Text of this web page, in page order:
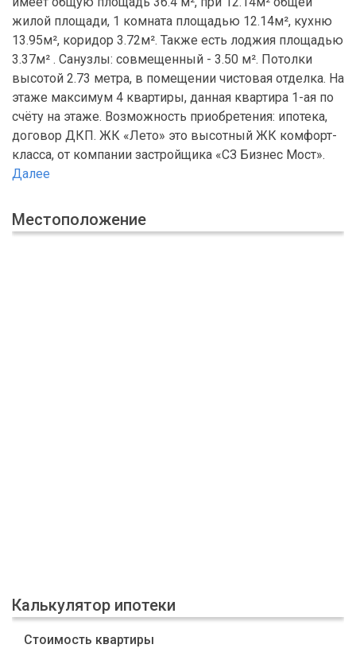
жилой площади, 1 комната площадью 12.14м², кухню
13.95м², коридор 3.72м². Также есть лоджия площадью
3.37м² . Санузлы: совмещенный - 3.50 м². Потолки
высотой 2.73 метра, в помещении чистовая отделка. На
этаже максимум 4 квартиры, данная квартира 1-ая по
счёту на этаже. Возможность приобретения: ипотека,
договор ДКП. ЖК «Лето» это высотный ЖК комфорт-
класса, от компании застройщика «СЗ Бизнес Мост».
Далее
Местоположение
Калькулятор ипотеки
Стоимость квартиры